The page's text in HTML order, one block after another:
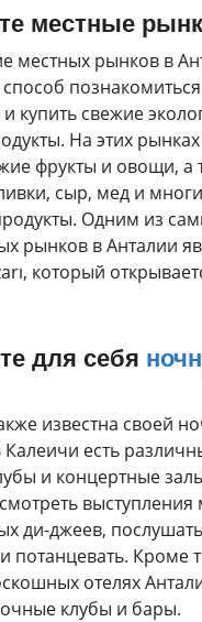
местные
местных рынков в
и купить свежие
На этих
фрукты и овощи, а
сыр, мед и
Одним из
рынков в Анталии
который
для себя
известна своей
есть
и концертные
выступления
ди-джеев,
потанцевать. Кроме
отелях
клубы и бары.